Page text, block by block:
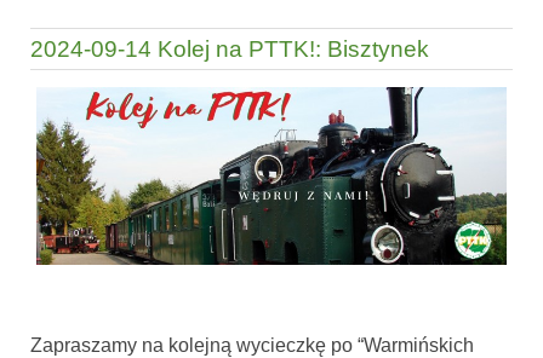
2024-09-14 Kolej na PTTK!: Bisztynek
Zapraszamy na kolejną wycieczkę po “Warmińskich